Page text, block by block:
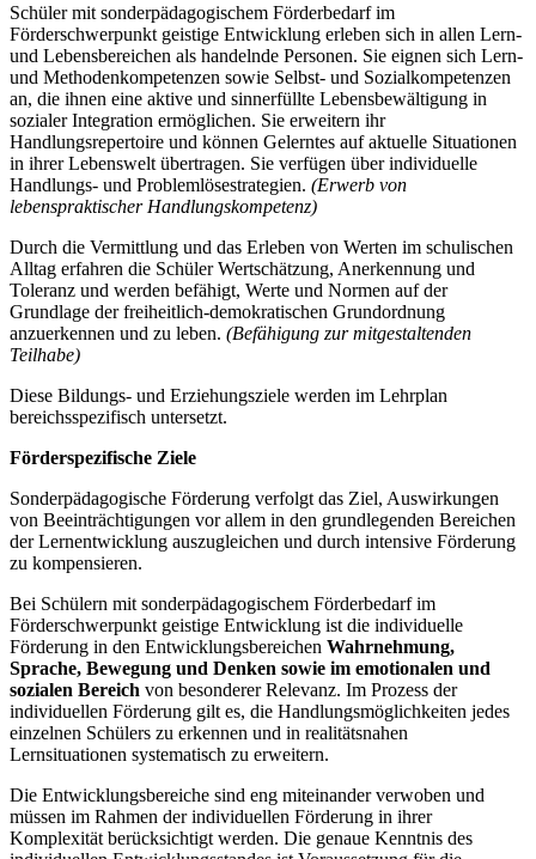
Schüler mit sonderpädagogischem Förderbedarf im
Förderschwerpunkt geistige Entwicklung erleben sich in allen Lern-
und Lebensbereichen als handelnde Personen. Sie eignen sich Lern-
und Methodenkompetenzen sowie Selbst- und Sozialkompetenzen
an, die ihnen eine aktive und sinnerfüllte Lebensbewältigung in
sozialer Integration ermöglichen. Sie erweitern ihr
Handlungsrepertoire und können Gelerntes auf aktuelle Situationen
in ihrer Lebenswelt übertragen. Sie verfügen über individuelle
Handlungs- und Problemlösestrategien. (Erwerb von
lebenspraktischer Handlungskompetenz)
Durch die Vermittlung und das Erleben von Werten im schulischen
Alltag erfahren die Schüler Wertschätzung, Anerkennung und
Toleranz und werden befähigt, Werte und Normen auf der
Grundlage der freiheitlich-demokratischen Grundordnung
anzuerkennen und zu leben. (Befähigung zur mitgestaltenden
Teilhabe)
Diese Bildungs- und Erziehungsziele werden im Lehrplan
bereichsspezifisch untersetzt.
Förderspezifische Ziele
Sonderpädagogische Förderung verfolgt das Ziel, Auswirkungen
von Beeinträchtigungen vor allem in den grundlegenden Bereichen
der Lernentwicklung auszugleichen und durch intensive Förderung
zu kompensieren.
Bei Schülern mit sonderpädagogischem Förderbedarf im
Förderschwerpunkt geistige Entwicklung ist die individuelle
Förderung in den Entwicklungsbereichen Wahrnehmung,
Sprache, Bewegung und Denken sowie im emotionalen und
sozialen Bereich von besonderer Relevanz. Im Prozess der
individuellen Förderung gilt es, die Handlungsmöglichkeiten jedes
einzelnen Schülers zu erkennen und in realitätsnahen
Lernsituationen systematisch zu erweitern.
Die Entwicklungsbereiche sind eng miteinander verwoben und
müssen im Rahmen der individuellen Förderung in ihrer
Komplexität berücksichtigt werden. Die genaue Kenntnis des